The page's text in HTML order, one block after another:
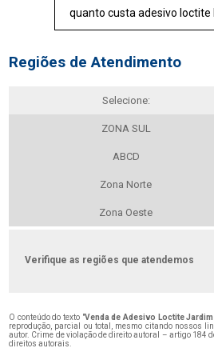
quanto custa adesivo loctite
Regiões de Atendimento
Selecione:
ZONA SUL
ABCD
Zona Norte
Zona Oeste
Verifique as regiões que atendemos
O conteúdo do texto "Venda de Adesivo Loctite
reprodução, parcial ou total, mesmo citando nossos
autor. Crime de violação de direito autoral – artigo 184
direitos autorais.